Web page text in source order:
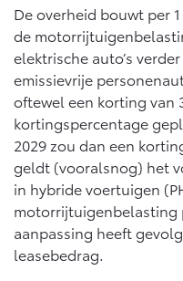
Toyota C-HR+
BATTERIJ-ELEKTRISCH
Vanaf € 37.995,-
bZ4X
Connected
Connected Services
MyToyota login
MyToyota App
Abonnementen
Multimedia
Connected check
Navigatie updates
Overige diensten
Autohopper/
Autohopper/Verhuisbus
De overheid bouwt per
de
elektrische auto’s
emissievrije
oftewel een korting van
kortingspercentage
2029 zou dan een
geldt (vooralsnog) het
in hybride voertuigen
motorrijtuigenbelasting
aanpassing heeft
leasebedrag.